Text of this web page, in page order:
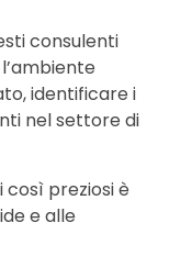
consulenti
identificare i
nel settore di
preziosi è
e alle